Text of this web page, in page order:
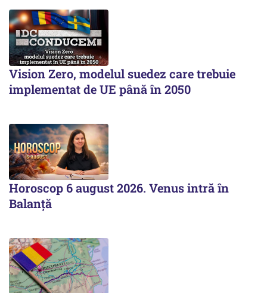
Vision Zero, modelul suedez care trebuie
implementat de UE până în 2050
Horoscop 6 august 2026. Venus intră în
Balanță